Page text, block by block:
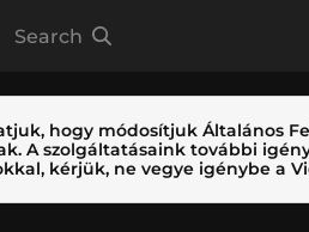
Search
hogy módosítjuk Általános
A szolgáltatásaink további
kérjük, ne vegye igénybe a